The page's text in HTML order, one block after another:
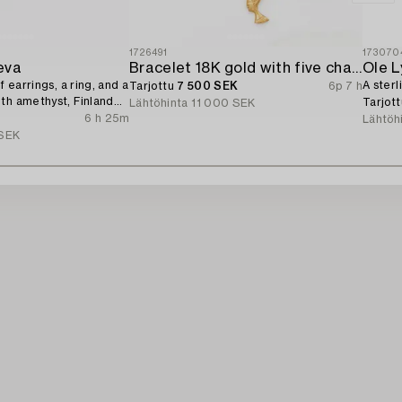
earrings, a ring, and a
amethyst, Finland
6 h 25m
1726491
Bracelet 18K gold with five charms.
Tarjottu 7 500 SEK
6p 7 h
Lähtöhinta 11 000 SEK
Ole
A